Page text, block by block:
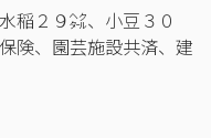
２９㌶、小豆３０
険、園芸施設共済、建